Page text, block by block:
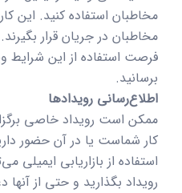
مخاطبان استفاده کنید. این
مخاطبان در جریان قرار
فرصت استفاده از این شرایط
برسانید.
اطلاع‌رسانی رویدادها
ممکن است رویداد خاصی
کار شماست یا در آن حضور
استفاده از بازاریابی ایمیلی
رویداد بگذارید و حتی از آنها